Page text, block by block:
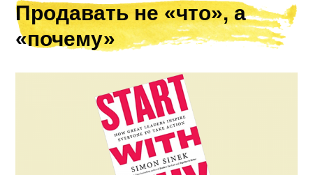
Продавать не «что», а
«почему»